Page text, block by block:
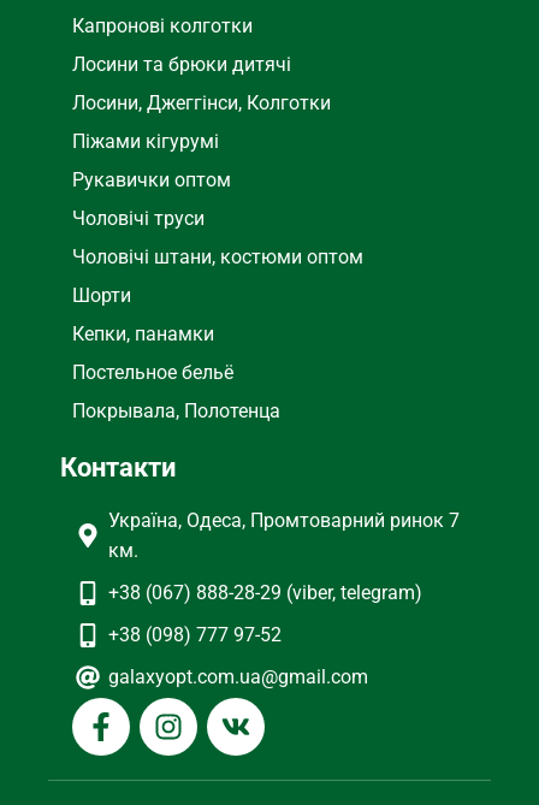
Капронові колготки
Лосини та брюки дитячі
Лосини, Джеггінси, Колготки
Піжами кігурумі
Рукавички оптом
Чоловічі труси
Чоловічі штани, костюми оптом
Шорти
Кепки, панамки
Постельное бельё
Покрывала, Полотенца
Контакти
Україна, Одеса, Промтоварний ринок 7
км.
+38 (067) 888-28-29 (viber, telegram)
+38 (098) 777 97-52
galaxyopt.com.ua@gmail.com